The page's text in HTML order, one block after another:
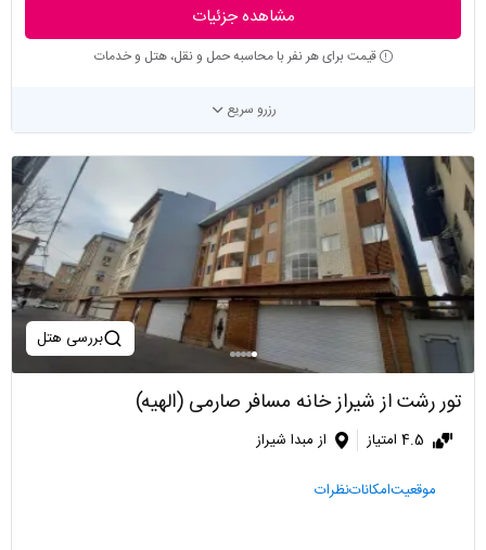
مشاهده جزئیات
قیمت برای هر نفر با محاسبه حمل و نقل، هتل و خدمات
رزرو سریع
بررسی هتل
تور رشت از شیراز خانه مسافر صارمی (الهیه)
4.5 امتیاز از مبدا شیراز
موقعیتامکاناتنظرات